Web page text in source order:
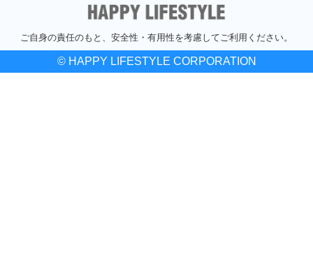
ご自身の責任のもと、安全性・有用性を考慮してご利用ください。
© HAPPY LIFESTYLE CORPORATION